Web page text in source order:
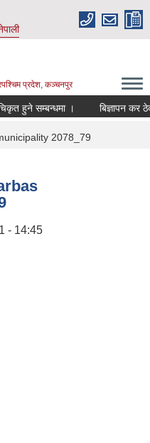
प्रदेश, कञ्चनपुर
हुने सम्बन्धमा । बिज्ञापन कर
2078_79
- 14:45